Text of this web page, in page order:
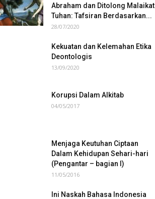
Abraham dan Ditolong Malaikat
Tuhan: Tafsiran Berdasarkan...
28/07/2020
Kekuatan dan Kelemahan Etika
Deontologis
13/09/2020
Korupsi Dalam Alkitab
04/05/2017
Menjaga Keutuhan Ciptaan
Dalam Kehidupan Sehari-hari
(Pengantar – bagian I)
11/05/2016
Ini Naskah Bahasa Indonesia